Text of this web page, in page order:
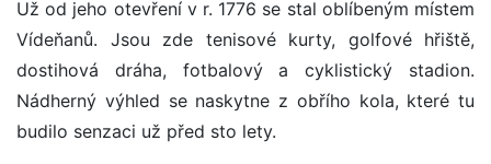
Už od jeho otevření v r. 1776 se stal oblíbeným místem
Vídeňanů. Jsou zde tenisové kurty, golfové hřiště,
dostihová dráha, fotbalový a cyklistický stadion.
Nádherný výhled se naskytne z obřího kola, které tu
budilo senzaci už před sto lety.